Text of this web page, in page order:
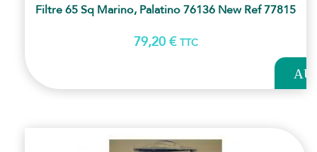
Filtre 65 Sq Marino, Palatino 76136 New Ref 77815
79,20 € TTC
AU